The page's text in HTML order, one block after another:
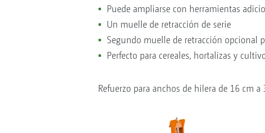
Puede ampliarse con herramientas
Un muelle de retracción de serie
Segundo muelle de retracción opcional
Perfecto para cereales, hortalizas y
Refuerzo para anchos de hilera de 16 cm a